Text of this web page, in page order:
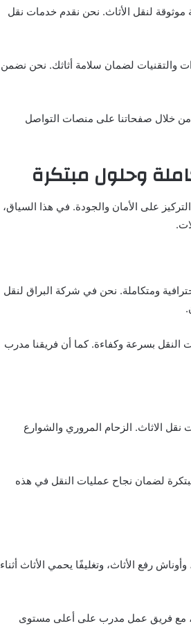
موثوقة لنقل الأثاث. نحن نقدم خدمات نقل
والتقنيات لضمان سلامة أثاثك. نحن نضمن
خلال صفحاتنا على منصات التواصل
وحلول مبتكرة
على الأمان والجودة. في هذا السياق،
ومتكاملة. نحن في شركة البراق لنقل
النقل بسرعة وكفاءة. كما أن فريقنا مدرب
نقل الاثاث. الزحام المروري والشوارع
لضمان نجاح عمليات النقل في هذه
رفع الأثاث، وتغليفًا يحمي الأثاث أثناء
مع فريق عمل مدرب على أعلى مستوى